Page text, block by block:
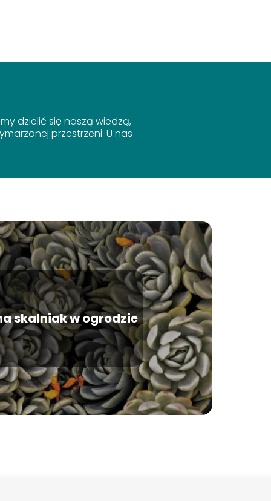
dzielić się naszą wiedzą,
przestrzeni. U nas
skalniak w ogrodzie